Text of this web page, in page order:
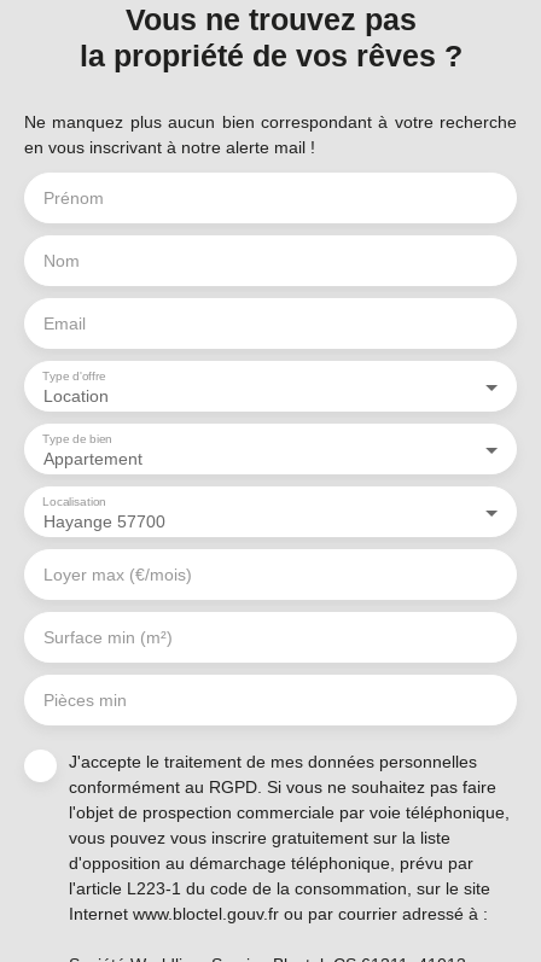
Vous ne trouvez pas
la propriété de vos rêves ?
Ne manquez plus aucun bien correspondant à votre recherche
en vous inscrivant à notre alerte mail !
Prénom
Nom
Email
Location
Type d'offre
Appartement
Type de bien
Hayange 57700
Localisation
Loyer max (€/mois)
Surface min (m²)
Pièces min
J'accepte le traitement de mes données personnelles
conformément au RGPD. Si vous ne souhaitez pas faire
l'objet de prospection commerciale par voie téléphonique,
vous pouvez vous inscrire gratuitement sur la liste
d'opposition au démarchage téléphonique, prévu par
l'article L223-1 du code de la consommation, sur le site
Internet www.bloctel.gouv.fr ou par courrier adressé à :